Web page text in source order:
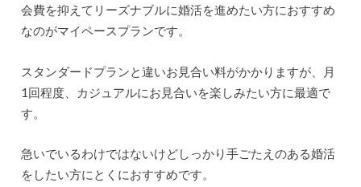
会費を抑えてリーズナブルに婚活を進めたい方におすすめ
なのがマイペースプランです。
スタンダードプランと違いお見合い料がかかりますが、月
1回程度、カジュアルにお見合いを楽しみたい方に最適で
す。
急いでいるわけではないけどしっかり手ごたえのある婚活
をしたい方にとくにおすすめです。